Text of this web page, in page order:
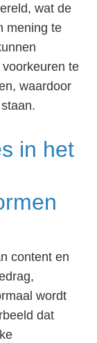
wat de
mening te
te
waardoor
in het
content en
wordt
dat